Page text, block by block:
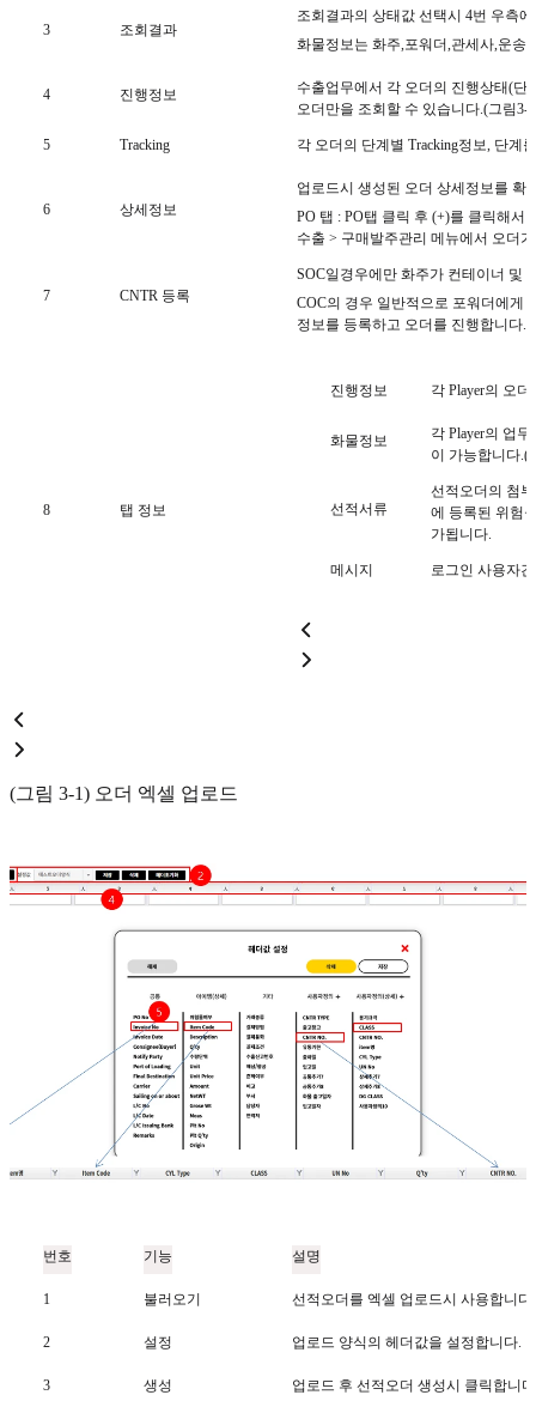
3 조회결과
조회결과의 상태값 선택시 4번 우측
화물정보는 화주,포워더,관세사,운송
4 진행정보
수출업무에서 각 오더의 진행상태(단
오더만을 조회할 수 있습니다.(그림3-
5 Tracking 각 오더의 단계별 Tracking정보, 단계
6 상세정보
업로드시 생성된 오더 상세정보를 확
PO 탭 : PO탭 클릭 후 (+)를 클릭해서
수출 > 구매발주관리 메뉴에서 오더
7 CNTR 등록
SOC일경우에만 화주가 컨테이너 및
COC의 경우 일반적으로 포워더에게
정보를 등록하고 오더를 진행합니다.
8 탭 정보
진행정보 각 Player의 오
화물정보
각 Player의 업
이 가능합니다.(
선적서류
선적오더의 첨
에 등록된 위험
가됩니다.
메시지 로그인 사용자
(그림 3-1) 오더 엑셀 업로드
번호 기능 설명
1 불러오기 선적오더를 엑셀 업로드시 사용합니다.
2 설정 업로드 양식의 헤더값을 설정합니다.
3 생성 업로드 후 선적오더 생성시 클릭합니